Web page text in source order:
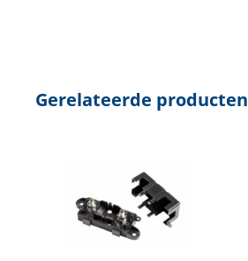
Gerelateerde producten